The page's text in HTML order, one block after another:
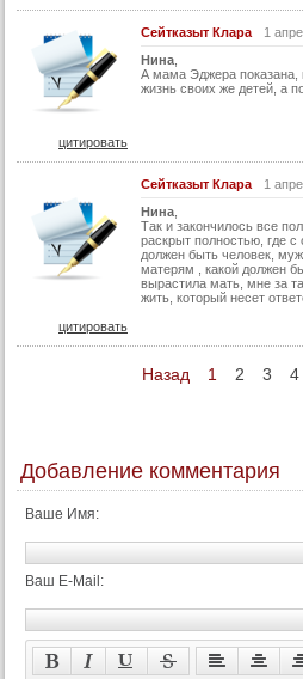
Сейтказыт Клара
1
Нина,
А мама Эджера
жизнь своих же детей, а
цитировать
Сейтказыт Клара
1
Нина,
Так и закончилось все
раскрыт полностью, где с
должен быть человек,
матерям , какой должен
вырастила мать, мне за
жить, который несет
цитировать
Назад 1 2 3 4
Добавление комментария
Ваше Имя:
Ваш E-Mail: